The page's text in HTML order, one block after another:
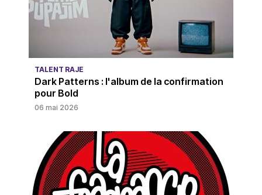
TALENT RAJE
Dark Patterns : l'album de la confirmation
pour Bold
06 mai 2026